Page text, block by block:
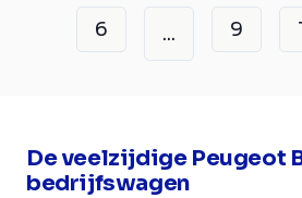
6 ... 9
De veelzijdige Peugeot
bedrijfswagen